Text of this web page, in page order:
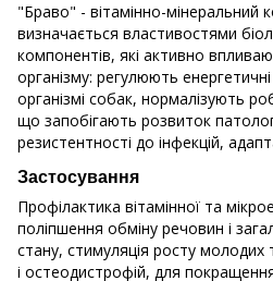
"Браво" - вітамінно-мінеральний
визначається властивостями
компонентів, які активно
організму: регулюють
організмі собак, нормалізують
що запобігають розвиток
резистентності до інфекцій,
Застосування
Профілактика вітамінної та
поліпшення обміну речовин і
стану, стимуляція росту молодих
і остеодистрофій, для покращення